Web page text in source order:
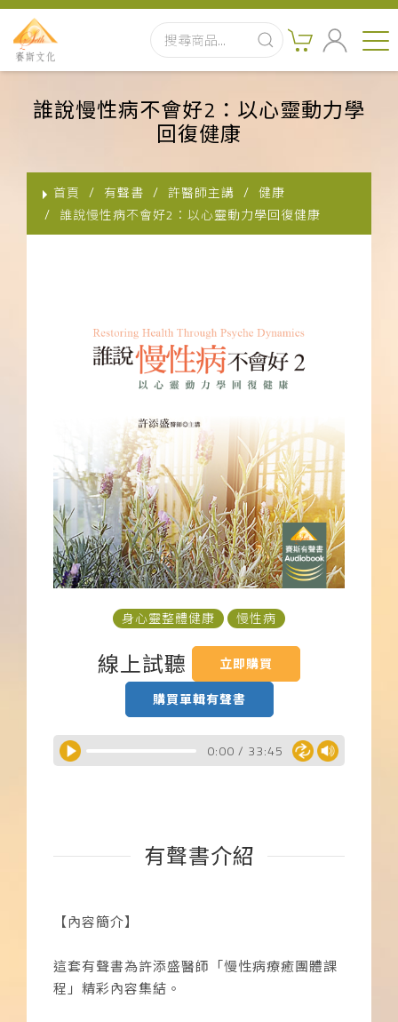
最新消息
實體出版品
聯絡客服
常見問題
誰說慢性病不會好2：以心靈動力學
回復健康
首頁 有聲書 許醫師主講
健康
誰說慢性病不會好2：以心靈動力學回復健康
身心靈整體健康 慢性病
線上試聽
立即購買
購買單輯有聲書
0:00 / 33:45
有聲書介紹
【內容簡介】
這套有聲書為許添盛醫師「慢性病療癒團體課
程」精彩內容集結。